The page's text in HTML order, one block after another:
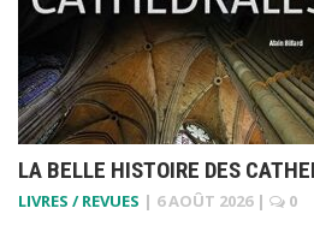
LA BELLE HISTOIRE DES
LIVRES / REVUES | 6 AOÛT 2026 |
0